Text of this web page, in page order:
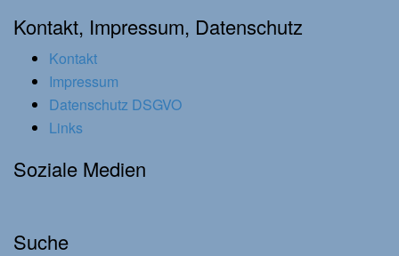
Kontakt, Impressum, Datenschutz
Kontakt
Impressum
Datenschutz DSGVO
Links
Soziale Medien
Suche